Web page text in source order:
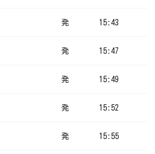
発 15:43
発 15:47
発 15:49
発 15:52
発 15:55